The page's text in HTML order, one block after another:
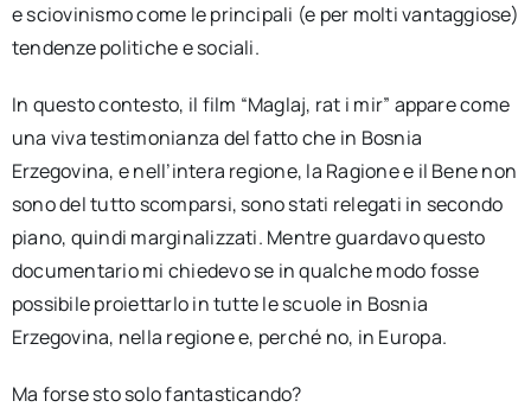
e sciovinismo come le principali (e per molti vantaggiose)
tendenze politiche e sociali.
In questo contesto, il film “Maglaj, rat i mir” appare come
una viva testimonianza del fatto che in Bosnia
Erzegovina, e nell’intera regione, la Ragione e il Bene non
sono del tutto scomparsi, sono stati relegati in secondo
piano, quindi marginalizzati. Mentre guardavo questo
documentario mi chiedevo se in qualche modo fosse
possibile proiettarlo in tutte le scuole in Bosnia
Erzegovina, nella regione e, perché no, in Europa.
Ma forse sto solo fantasticando?